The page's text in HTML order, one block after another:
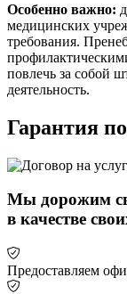
Особенно важно:
медицинских
требования.
повлечь за собой
деятельность.
Гарантия
Мы дорожим
в качестве
Предоставляем